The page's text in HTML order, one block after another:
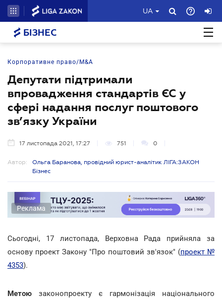
UA
БІЗНЕС
Корпоративне право/M&A
Депутати підтримали
впровадження стандартів ЄС у
сфері надання послуг поштового
зв’язку України
17 листопада 2021, 17:27 751 0
Автор:
Ольга Баранова, провідний юрист-аналітик ЛІГА:ЗАКОН
Бізнес
Реклама
Сьогодні, 17 листопада, Верховна Рада прийняла за
основу проект Закону "Про поштовий зв'язок" (проект №
4353).
Метою законопроекту є гармонізація національного